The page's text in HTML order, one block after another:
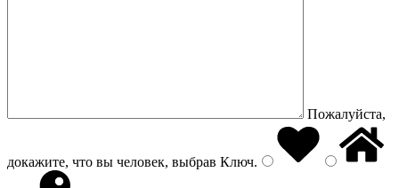
Пожалуйста,
докажите, что вы человек, выбрав Ключ.